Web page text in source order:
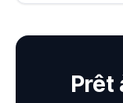
Prêt